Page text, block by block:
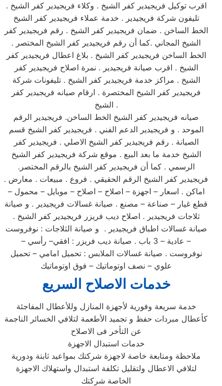
اقرب توكيل فريجيدير كفر الشيخ . وكلاء فريجيدير كفر الشيخ .
تليفون شركة فريجيدير . خدمة عملاء فريجيدير كفر الشيخ
الخط الساخن . ضمان فريجيدير كفر الشيخ . رقم فريجيدير كفر
الشيخ المجاني .كما أن رقم فريجيدير كفر الشيخ المختصر .
الخط الساخن فريجيدير كفر الشيخ . بلاغ اعطال فريجيدير كفر
الشيخ . اقرب صيانة فريجيدير . نمرة اصلاح فريجيدير كفر
الشيخ . مراكز خدمة فريجيدير كفر الشيخ . تليفونات شركة
فريجيدير كفر الشيخ المختصرة . ارقام صيانه فريجيدير كفر
الشيخ .
صيانه فريجيدير كفر الشيخ الخط الساخن. فريجيدير الرقم
الموحد . و فريجيدير الدعم الفني . فريجيدير كفر الشيخ قسم
الصيانة . رقم فريجيدير كفر الشيخ الاصلي . فريجيدير كفر
الشيخ خدمة ما بعد البيع . موقع شركة فريجيدير كفر الشيخ
الرسمي . كما أن فريجيدير كفر الشيخ بالرقم المختصر.
فريجيدير كفر الشيخ الرقم الحقيقي . فروع . مبيعات . معارض .
اماكن . اسعار – اجهزة – اصلاح – اصلاح – موبايل – محمول –
قطع غيار – صناعة – مصنع . صيانة غسالات فريجيدير . و صيانة
ثلاجات فريجيدير . اصلاح ديب فريزر فريجيدير كفر الشيخ .
صيانة غسالات اطباق فريجيدير . و صيانة الثلاجات : نوفروست
– عادية – 3 باب . صيانة ديب فريزر : افقي– رأسي –
نوفروست . صيانة غسالات الملابس : تحميل امامي – تحميل
علوي – نصف اوتوماتيك – فوق اوتوماتيك
خدمات الاصلاح السريع
خدمة سريعة وفورية لأجهزة المنازل وللأعطال المفاجئة
كأعطال مبردات حفظ و تجميد الأطعمة لتلافي الخسائر الناجمة
عن التأخر فى الاصلاح
خدمات استبدال الاجهزة
ملاحظة ومتابعة خاصة لاجهزة شركتك بمواعيد ثابتة ودورية
لتلافي الاعطال ولتقليل تكلفة استبدال واستهلاك الاجهزة
الخاصة شركتك